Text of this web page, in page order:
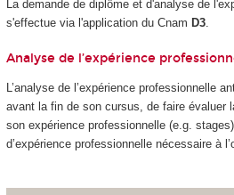
La demande de diplôme et d'analyse de
s'effectue via l'application du Cnam D3.
Analyse de l’expérience
L’analyse de l’expérience professionnelle
avant la fin de son cursus, de faire évaluer
son expérience professionnelle (e.g. stages)
d’expérience professionnelle nécessaire à